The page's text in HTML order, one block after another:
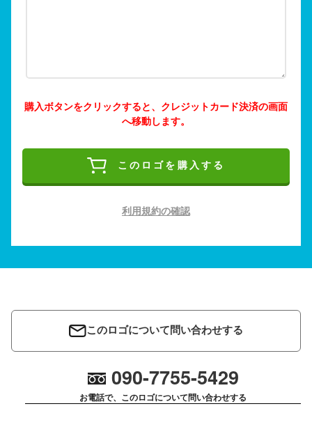
購入ボタンをクリックすると、クレジットカード決済の画面
へ移動します。
このロゴを購入する
利用規約の確認
このロゴについて問い合わせする
090-7755-5429
お電話で、このロゴについて問い合わせする